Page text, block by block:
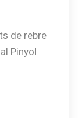
de rebre
Pinyol